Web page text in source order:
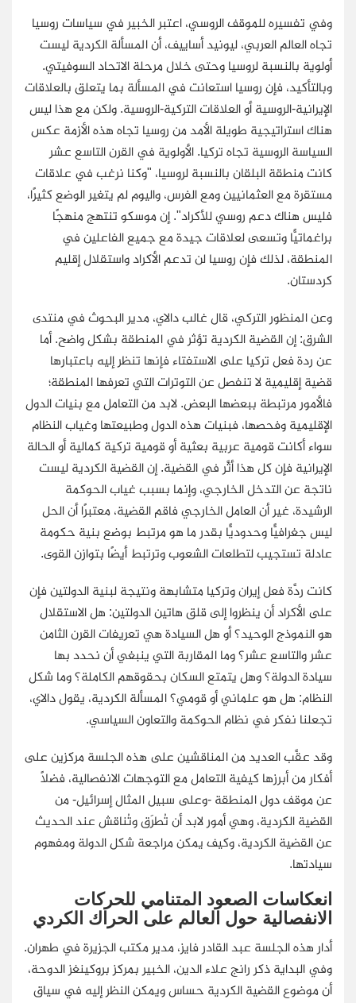
وفي تفسيره للموقف الروسي، اعتبر الخبير في سياسات روسيا
تجاه العالم العربي، ليونيد أساييف، أن المسألة الكردية ليست
أولوية بالنسبة لروسيا وحتى خلال مرحلة الاتحاد السوفيتي.
وبالتأكيد، فإن روسيا استعانت في المسألة بما يتعلق بالعلاقات
الإيرانية-الروسية أو العلاقات التركية-الروسية. ولكن مع هذا ليس
هناك استراتيجية طويلة الأمد من روسيا تجاه هذه الأزمة عكس
السياسة الروسية تجاه تركيا. الأولوية في القرن التاسع عشر
كانت منطقة البلقان بالنسبة لروسيا، "وكنا نرغب في علاقات
مستقرة مع العثمانيين ومع الفرس، واليوم لم يتغير الوضع كثيرًا،
فليس هناك دعم روسي للأكراد". إن موسكو تنتهج منهجًا
براغماتيًّا وتسعى لعلاقات جيدة مع جميع الفاعلين في
المنطقة، لذلك فإن روسيا لن تدعم الأكراد واستقلال إقليم
كردستان.
وعن المنظور التركي، قال غالب دالاي، مدير البحوث في منتدى
الشرق: إن القضية الكردية تؤثر في المنطقة بشكل واضح. أما
عن ردة فعل تركيا على الاستفتاء فإنها تنظر إليه باعتبارها
قضية إقليمية لا تنفصل عن التوترات التي تعرفها المنطقة؛
فالأمور مرتبطة ببعضها البعض. لابد من التعامل مع بنيات الدول
الإقليمية وفحصها، فبنيات هذه الدول وطبيعتها وغياب النظام
سواء أكانت قومية عربية بعثية أو قومية تركية كمالية أو الحالة
الإيرانية فإن كل هذا أثَّر في القضية. إن القضية الكردية ليست
ناتجة عن التدخل الخارجي، وإنما بسبب غياب الحوكمة
الرشيدة، غير أن العامل الخارجي فاقم القضية، معتبرًا أن الحل
ليس جغرافيًّا وحدوديًّا بقدر ما هو مرتبط بوضع بنية حكومة
عادلة تستجيب لتطلعات الشعوب وترتبط أيضًا بتوازن القوى.
كانت ردَّة فعل إيران وتركيا متشابهة ونتيجة لبنية الدولتين فإن
على الأكراد أن ينظروا إلى قلق هاتين الدولتين: هل الاستقلال
هو النموذج الوحيد؟ أو هل السيادة هي تعريفات القرن الثامن
عشر والتاسع عشر؟ وما المقاربة التي ينبغي أن نحدد بها
سيادة الدولة؟ وهل يتمتع السكان بحقوقهم الكاملة؟ وما شكل
النظام: هل هو علماني أو قومي؟ المسألة الكردية، يقول دالاي،
تجعلنا نفكر في نظام الحوكمة والتعاون السياسي.
وقد عقَّب العديد من المناقشين على هذه الجلسة مركزين على
أفكار من أبرزها كيفية التعامل مع التوجهات الانفصالية، فضلًا
عن موقف دول المنطقة -وعلى سبيل المثال إسرائيل- من
القضية الكردية، وهي أمور لابد أن تُطرَق وتُناقش عند الحديث
عن القضية الكردية، وكيف يمكن مراجعة شكل الدولة ومفهوم
سيادتها.
انعكاسات الصعود المتنامي للحركات
الانفصالية حول العالم على الحراك الكردي
أدار هذه الجلسة عبد القادر فايز، مدير مكتب الجزيرة في طهران.
وفي البداية ذكر رانج علاء الدين، الخبير بمركز بروكينغز الدوحة،
أن موضوع القضية الكردية حساس ويمكن النظر إليه في سياق